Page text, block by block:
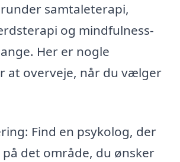
samtaleterapi,
og mindfulness-
Her er nogle
at overveje, når du vælger
Find en psykolog, der
det område, du ønsker